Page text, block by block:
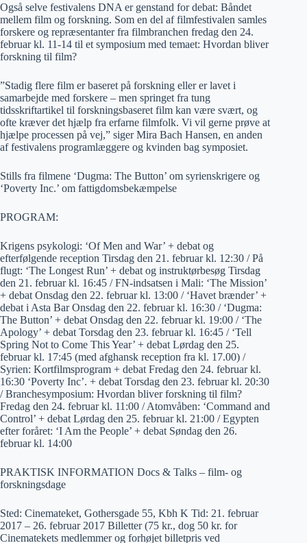
Også selve festivalens DNA er genstand for debat: Båndet
mellem film og forskning. Som en del af filmfestivalen samles
forskere og repræsentanter fra filmbranchen fredag den 24.
februar kl. 11-14 til et symposium med temaet: Hvordan bliver
forskning til film?
”Stadig flere film er baseret på forskning eller er lavet i
samarbejde med forskere – men springet fra tung
tidsskriftartikel til forskningsbaseret film kan være svært, og
ofte kræver det hjælp fra erfarne filmfolk. Vi vil gerne prøve at
hjælpe processen på vej,” siger Mira Bach Hansen, en anden
af festivalens programlæggere og kvinden bag symposiet.
Stills fra filmene ‘Dugma: The Button’ om syrienskrigere og
‘Poverty Inc.’ om fattigdomsbekæmpelse
PROGRAM:
Krigens psykologi: ‘Of Men and War’ + debat og
efterfølgende reception Tirsdag den 21. februar kl. 12:30 / På
flugt: ‘The Longest Run’ + debat og instruktørbesøg Tirsdag
den 21. februar kl. 16:45 / FN-indsatsen i Mali: ‘The Mission’
+ debat Onsdag den 22. februar kl. 13:00 / ‘Havet brænder’ +
debat i Asta Bar Onsdag den 22. februar kl. 16:30 / ‘Dugma:
The Button’ + debat Onsdag den 22. februar kl. 19:00 / ‘The
Apology’ + debat Torsdag den 23. februar kl. 16:45 / ‘Tell
Spring Not to Come This Year’ + debat Lørdag den 25.
februar kl. 17:45 (med afghansk reception fra kl. 17.00) /
Syrien: Kortfilmsprogram + debat Fredag den 24. februar kl.
16:30 ‘Poverty Inc’. + debat Torsdag den 23. februar kl. 20:30
/ Branchesymposium: Hvordan bliver forskning til film?
Fredag den 24. februar kl. 11:00 / Atomvåben: ‘Command and
Control’ + debat Lørdag den 25. februar kl. 21:00 / Egypten
efter foråret: ‘I Am the People’ + debat Søndag den 26.
februar kl. 14:00
PRAKTISK INFORMATION Docs & Talks – film- og
forskningsdage
Sted: Cinemateket, Gothersgade 55, Kbh K Tid: 21. februar
2017 – 26. februar 2017 Billetter (75 kr., dog 50 kr. for
Cinematekets medlemmer og forhøjet billetpris ved